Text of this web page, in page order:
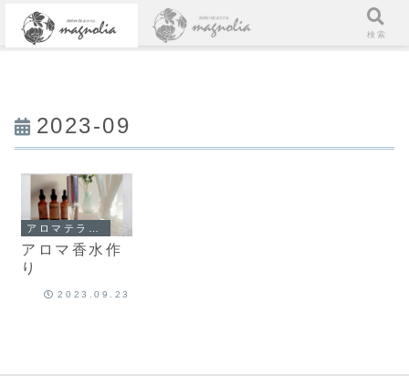
2023-09
アロマ香水作
り
2023.09.23
メニュー 検索